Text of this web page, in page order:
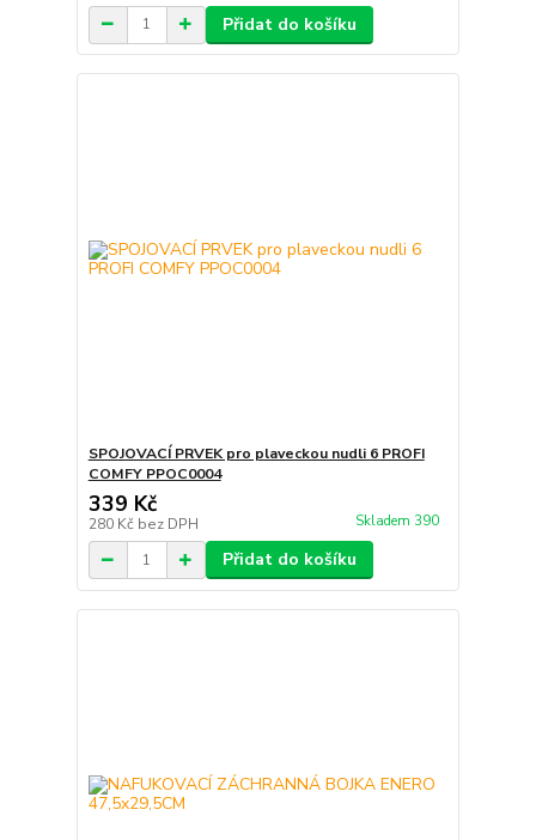
Přidat do košíku
SPOJOVACÍ PRVEK pro plaveckou nudli 6 PROFI
COMFY PPOC0004
339 Kč
280 Kč bez DPH Skladem 390
Přidat do košíku